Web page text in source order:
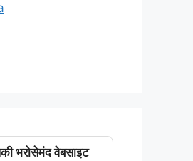
भरोसेमंद वेबसाइट